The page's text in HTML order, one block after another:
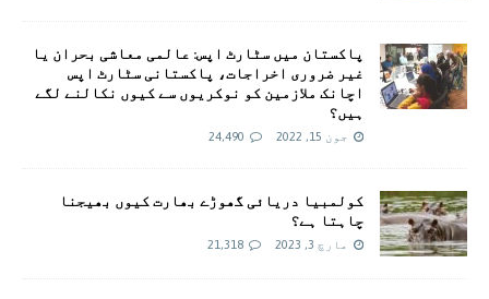
پاکستان میں سٹارٹ اپس: عالمی معاشی بحران یا
غیر ضروری اخراجات، پاکستانی سٹارٹ اپس
اچانک ملازمین کو نوکریوں سے کیوں نکالنے لگے
ہیں؟
جون 15, 2022 24,490
کولمبیا دریائی گھوڑے بھارت کیوں بھیجنا
چاہتا ہے؟
مارچ 3, 2023 21,318